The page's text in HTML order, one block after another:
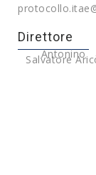
Direttore
Antonino
Salvatore